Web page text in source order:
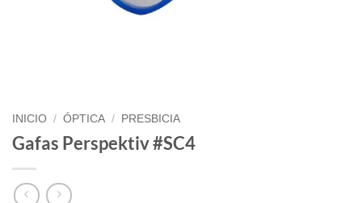
INICIO / ÓPTICA / PRESBICIA
Gafas Perspektiv #SC4